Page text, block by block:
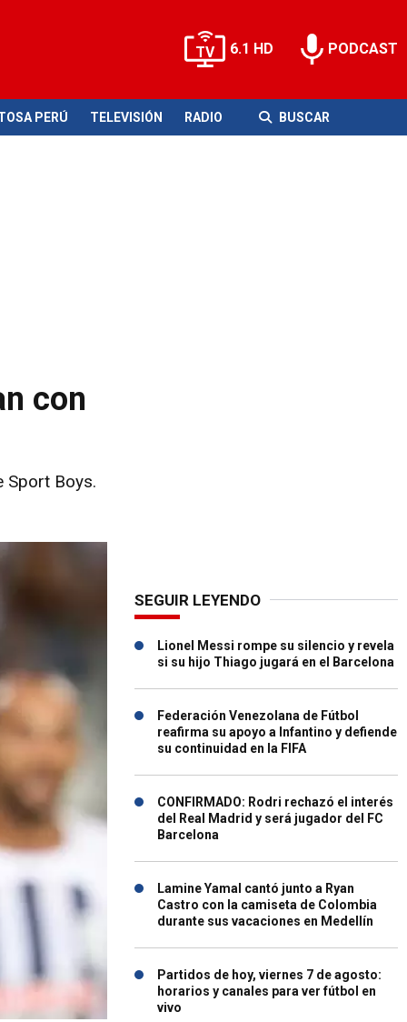
6.1 HD PODCAST
PERÚ TELEVISIÓN RADIO BUSCAR
con
Sport Boys.
SEGUIR LEYENDO
Lionel Messi rompe su silencio y revela
si su hijo Thiago jugará en el Barcelona
Federación Venezolana de Fútbol
reafirma su apoyo a Infantino y defiende
su continuidad en la FIFA
CONFIRMADO: Rodri rechazó el interés
del Real Madrid y será jugador del FC
Barcelona
Lamine Yamal cantó junto a Ryan
Castro con la camiseta de Colombia
durante sus vacaciones en Medellín
Partidos de hoy, viernes 7 de agosto:
horarios y canales para ver fútbol en
vivo